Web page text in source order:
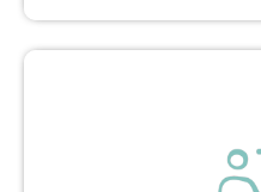
Hier starten wir
Ausbildung. Du